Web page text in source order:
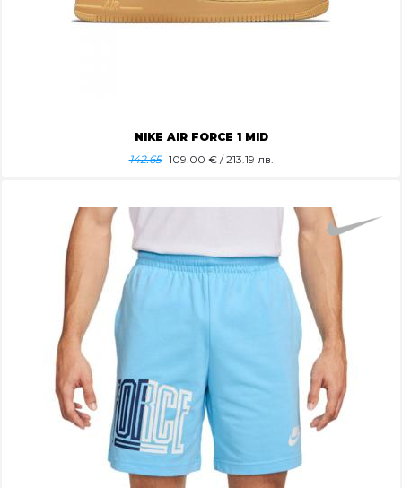
NIKE AIR FORCE 1 MID
142.65 109.00 € / 213.19 лв.